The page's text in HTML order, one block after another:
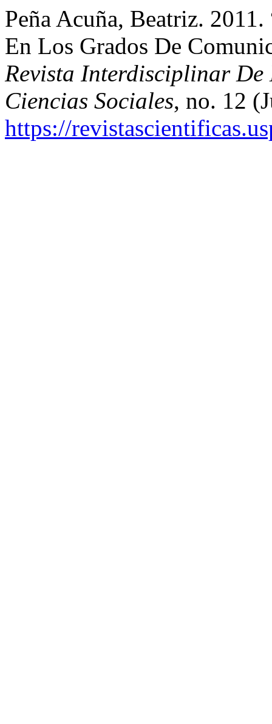
Peña Acuña, Beatriz.
En Los Grados De
Revista Interdisciplinar De
Ciencias Sociales, no. 12
https://